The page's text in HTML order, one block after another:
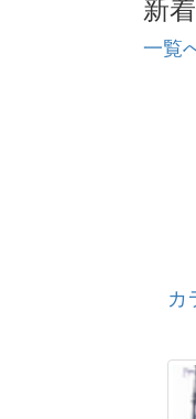
一覧
カ